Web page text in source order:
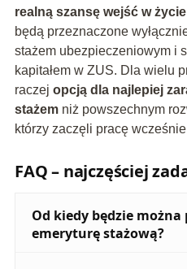
realną szansę wejść w
będą przeznaczone
stażem ubezpieczeniowym i
kapitałem w ZUS. Dla wielu
raczej opcją dla najlepiej
stażemniż powszechnym
którzy zaczęli pracę
FAQ – najczęściej
Od kiedy będzie można
emeryturę stażową?